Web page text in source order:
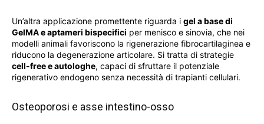
Un’altra applicazione promettente riguarda i gel a base di
GelMA e aptameri bispecifici per menisco e sinovia, che nei
modelli animali favoriscono la rigenerazione fibrocartilaginea e
riducono la degenerazione articolare. Si tratta di strategie
cell-free e autologhe, capaci di sfruttare il potenziale
rigenerativo endogeno senza necessità di trapianti cellulari.
Osteoporosi e asse intestino-osso